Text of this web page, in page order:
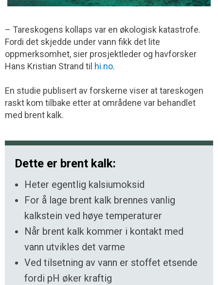
– Tareskogens kollaps var en økologisk katastrofe.
Fordi det skjedde under vann fikk det lite
oppmerksomhet, sier prosjektleder og havforsker
Hans Kristian Strand til hi.no.
En studie publisert av forskerne viser at tareskogen
raskt kom tilbake etter at områdene var behandlet
med brent kalk.
Dette er brent kalk:
Heter egentlig kalsiumoksid
For å lage brent kalk brennes vanlig
kalkstein ved høye temperaturer
Når brent kalk kommer i kontakt med
vann utvikles det varme
Ved tilsetning av vann er stoffet etsende
fordi pH øker kraftig